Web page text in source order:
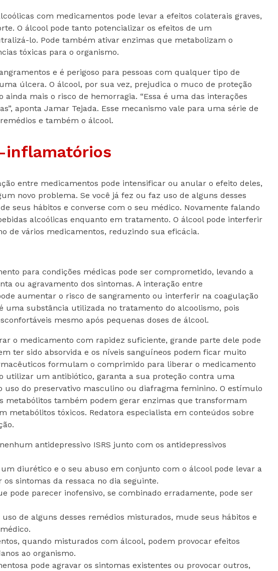
com medicamentos pode levar a efeitos colaterais graves,
O álcool pode tanto potencializar os efeitos de um
lo. Pode também ativar enzimas que metabolizam o
tóxicas para o organismo.
e é perigoso para pessoas com qualquer tipo de
úlcera. O álcool, por sua vez, prejudica o muco de proteção
ainda mais o risco de hemorragia. “Essa é uma das interações
aponta Jamar Tejada. Esse mecanismo vale para uma série de
e também o álcool.
inflamatórios
entre medicamentos pode intensificar ou anular o efeito deles,
novo problema. Se você já fez ou faz uso de alguns desses
seus hábitos e converse com o seu médico. Novamente falando
alcoólicas enquanto em tratamento. O álcool pode interferir
de vários medicamentos, reduzindo sua eficácia.
para condições médicas pode ser comprometido, levando a
ou agravamento dos sintomas. A interação entre
aumentar o risco de sangramento ou interferir na coagulação
uma substância utilizada no tratamento do alcoolismo, pois
mesmo após pequenas doses de álcool.
o medicamento com rapidez suficiente, grande parte dele pode
ter sido absorvida e os níveis sanguíneos podem ficar muito
formulam o comprimido para liberar o medicamento
utilizar um antibiótico, garanta a sua proteção contra uma
uso do preservativo masculino ou diafragma feminino. O estímulo
metabólitos também podem gerar enzimas que transformam
metabólitos tóxicos. Redatora especialista em conteúdos sobre
antidepressivo ISRS junto com os antidepressivos
diurético e o seu abuso em conjunto com o álcool pode levar a
os sintomas da ressaca no dia seguinte.
pode parecer inofensivo, se combinado erradamente, pode ser
de alguns desses remédios misturados, mude seus hábitos e
quando misturados com álcool, podem provocar efeitos
ao organismo.
pode agravar os sintomas existentes ou provocar outros,